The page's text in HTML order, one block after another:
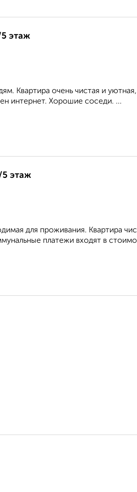
этаж
Квартира очень чистая и
интернет. Хорошие соседи. ...
5 этаж
для проживания. Квартира
платежи входят в